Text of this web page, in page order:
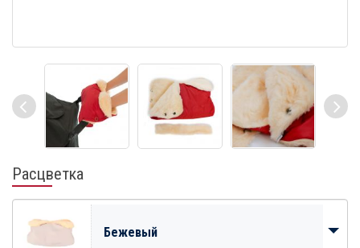
Расцветка
Бежевый